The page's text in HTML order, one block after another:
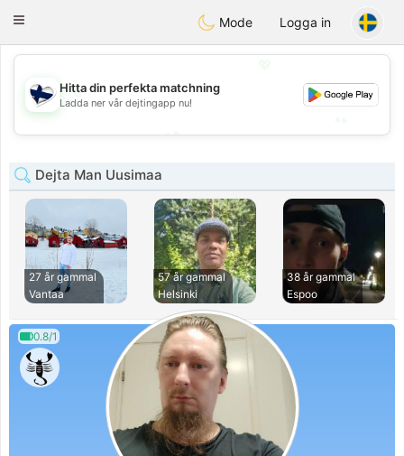
SuomenTreffit
Toggle
Mode Logga in
💖
💕
Hitta din perfekta matchning
Ladda ner vår dejtingapp nu!
Dejta Man Uusimaa
27 år gammal
Vantaa
57 år gammal
Helsinki
38 år gammal
Espoo
0.8/1